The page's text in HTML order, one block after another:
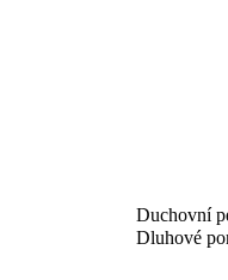
Duchovní
Dluhové